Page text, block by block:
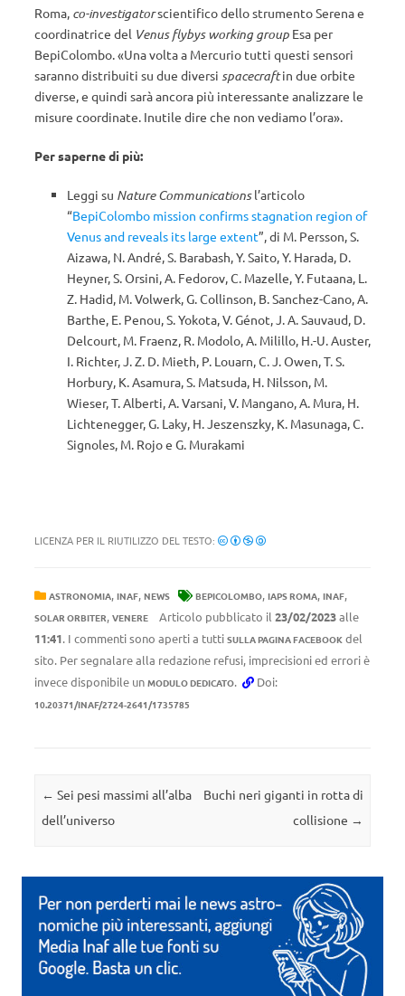
Roma, co-investigatorscientifico dello strumento Serena e
coordinatrice del Venus flybys working group Esa per
BepiColombo. «Una volta a Mercurio tutti questi sensori
saranno distribuiti su due diversi spacecraftin due orbite
diverse, e quindi sarà ancora più interessante analizzare le
misure coordinate. Inutile dire che non vediamo l’ora».
Per saperne di più:
Leggi su Nature Communicationsl’articolo
“BepiColombo mission confirms stagnation region of
Venus and reveals its large extent”, di M. Persson, S.
Aizawa, N. André, S. Barabash, Y. Saito, Y. Harada, D.
Heyner, S. Orsini, A. Fedorov, C. Mazelle, Y. Futaana, L.
Z. Hadid, M. Volwerk, G. Collinson, B. Sanchez-Cano, A.
Barthe, E. Penou, S. Yokota, V. Génot, J. A. Sauvaud, D.
Delcourt, M. Fraenz, R. Modolo, A. Milillo, H.-U. Auster,
I. Richter, J. Z. D. Mieth, P. Louarn, C. J. Owen, T. S.
Horbury, K. Asamura, S. Matsuda, H. Nilsson, M.
Wieser, T. Alberti, A. Varsani, V. Mangano, A. Mura, H.
Lichtenegger, G. Laky, H. Jeszenszky, K. Masunaga, C.
Signoles, M. Rojo e G. Murakami
LICENZA PER IL RIUTILIZZO DEL TESTO:
ASTRONOMIA, INAF, NEWS BEPICOLOMBO, IAPS ROMA, INAF,
SOLAR ORBITER, VENERE Articolo pubblicato il 23/02/2023alle
11:41. I commenti sono aperti a tutti SULLA PAGINA FACEBOOK del
sito. Per segnalare alla redazione refusi, imprecisioni ed errori è
invece disponibile un MODULO DEDICATO. Doi:
10.20371/INAF/2724-2641/1735785
Navigazione articolo
← Sei pesi massimi all’alba
dell’universo
Buchi neri giganti in rotta di
collisione →